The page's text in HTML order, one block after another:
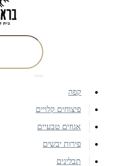
קפה
פיצוחים קלויים
אגוזים טבעיים
פירות יבשים
תבלינים